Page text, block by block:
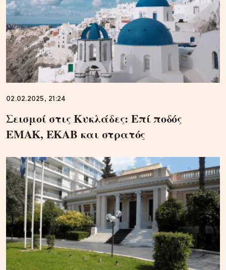
02.02.2025, 21:24
Σεισμοί στις Κυκλάδες: Επί ποδός
ΕΜΑΚ, ΕΚΑΒ και στρατός